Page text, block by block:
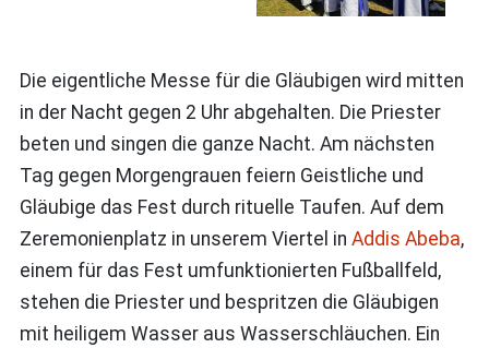
Die eigentliche Messe für die Gläubigen wird mitten
in der Nacht gegen 2 Uhr abgehalten. Die Priester
beten und singen die ganze Nacht. Am nächsten
Tag gegen Morgengrauen feiern Geistliche und
Gläubige das Fest durch rituelle Taufen. Auf dem
Zeremonienplatz in unserem Viertel in Addis Abeba,
einem für das Fest umfunktionierten Fußballfeld,
stehen die Priester und bespritzen die Gläubigen
mit heiligem Wasser aus Wasserschläuchen. Ein